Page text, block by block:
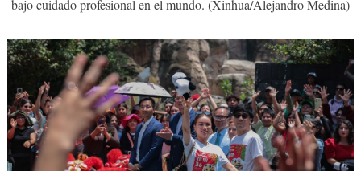
bajo cuidado profesional en el mundo. (Xinhua/Alejandro Medina)